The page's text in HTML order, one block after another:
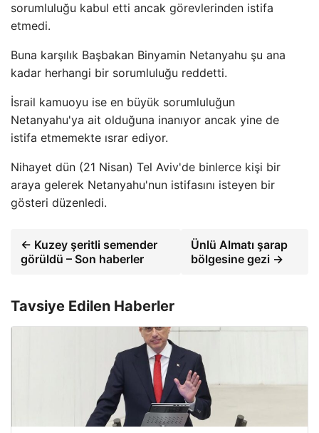
sorumluluğu kabul etti ancak görevlerinden istifa
etmedi.
Buna karşılık Başbakan Binyamin Netanyahu şu ana
kadar herhangi bir sorumluluğu reddetti.
İsrail kamuoyu ise en büyük sorumluluğun
Netanyahu'ya ait olduğuna inanıyor ancak yine de
istifa etmemekte ısrar ediyor.
Nihayet dün (21 Nisan) Tel Aviv'de binlerce kişi bir
araya gelerek Netanyahu'nun istifasını isteyen bir
gösteri düzenledi.
← Kuzey şeritli semender
görüldü – Son haberler
Ünlü Almatı şarap
bölgesine gezi →
Tavsiye Edilen Haberler